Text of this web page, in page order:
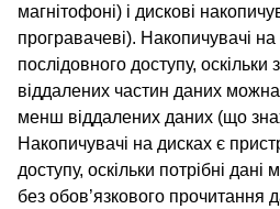
магнітофоні) і дискові
програвачеві). Накопичувачі на
послідовного доступу,
віддалених частин даних
менш віддалених даних (що
Накопичувачі на дисках є
доступу, оскільки потрібні
без обов’язкового прочитання